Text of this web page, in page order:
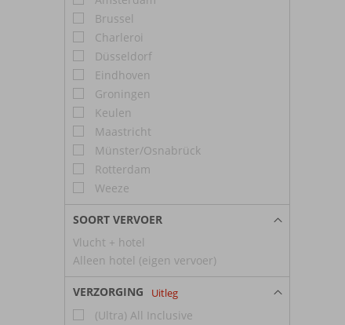
Brussel
Charleroi
Düsseldorf
Eindhoven
Groningen
Keulen
Maastricht
Münster/Osnabrück
Rotterdam
Weeze
SOORT VERVOER
Vlucht + hotel
Alleen hotel (eigen vervoer)
VERZORGING Uitleg
(Ultra) All Inclusive